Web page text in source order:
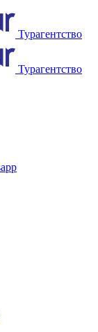
Турагентство
Турагентство